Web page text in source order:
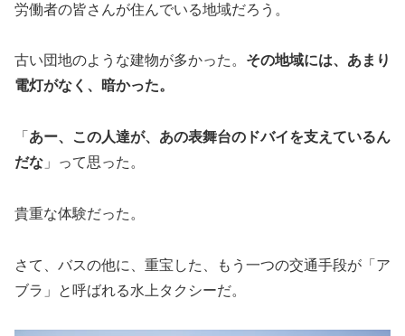
労働者の皆さんが住んでいる地域だろう。
古い団地のような建物が多かった。 その地域には、あまり
電灯がなく、暗かった。
「 あー、この人達が、あの表舞台のドバイを支えているん
だな 」って思った。
貴重な体験だった。
さて、バスの他に、重宝した、もう一つの交通手段が「ア
ブラ」と呼ばれる水上タクシーだ。